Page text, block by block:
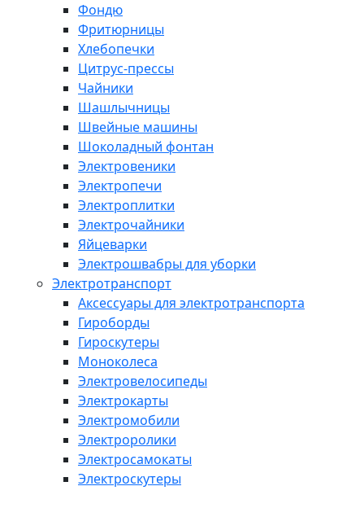
Фондю
Фритюрницы
Хлебопечки
Цитрус-прессы
Чайники
Шашлычницы
Швейные машины
Шоколадный фонтан
Электровеники
Электропечи
Электроплитки
Электрочайники
Яйцеварки
Электрошвабры для уборки
Электротранспорт
Аксессуары для электротранспорта
Гироборды
Гироскутеры
Моноколеса
Электровелосипеды
Электрокарты
Электромобили
Электроролики
Электросамокаты
Электроскутеры